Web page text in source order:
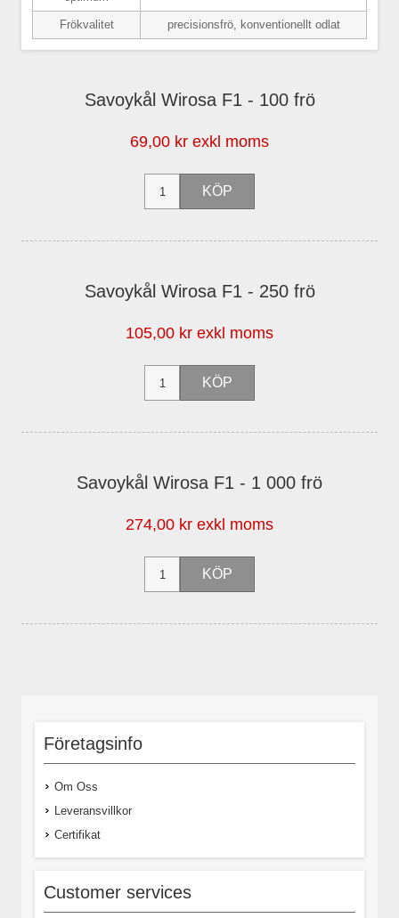
Frökvalitet precisionsfrö, konventionellt odlat
Savoykål Wirosa F1 - 100 frö
69,00 kr exkl moms
Savoykål Wirosa F1 - 250 frö
105,00 kr exkl moms
Savoykål Wirosa F1 - 1 000 frö
274,00 kr exkl moms
Företagsinfo
Om Oss
Leveransvillkor
Certifikat
Customer services